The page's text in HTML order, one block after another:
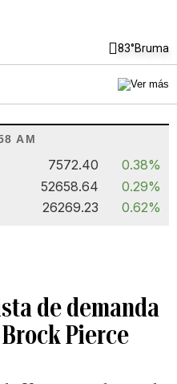
83°Bruma
AM
7572.40
0.38%
52658.64
0.29%
26269.23 0.62%
de demanda
Pierce